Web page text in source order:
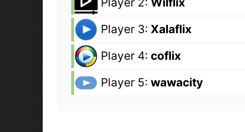
Player 3: Xalaflix
Player 4: coflix
Player 5: wawacity